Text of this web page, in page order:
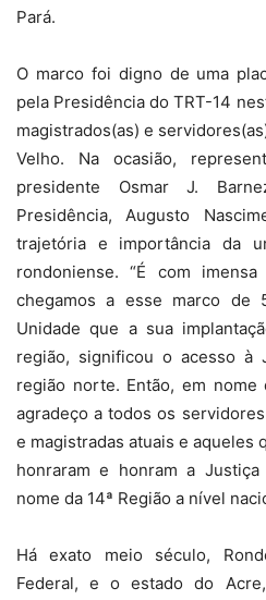
Pará.
O marco foi digno de uma
pela Presidência do TRT-14
magistrados(as) e
Velho. Na ocasião,
presidente Osmar J.
Presidência, Augusto
trajetória e importância da
rondoniense. “É com
chegamos a esse marco de
Unidade que a sua
região, significou o acesso à
região norte. Então, em
agradeço a todos os
e magistradas atuais e aqueles
honraram e honram a
nome da 14ª Região a nível
Há exato meio século,
Federal, e o estado do